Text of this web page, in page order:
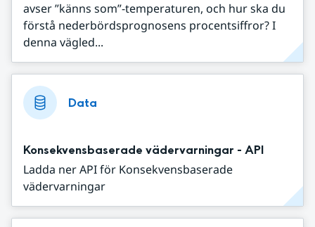
avser ”känns som”-temperaturen, och hur ska du
förstå nederbördsprognosens procentsiffror? I
denna vägled...
Data
Konsekvensbaserade vädervarningar - API
Ladda ner API för Konsekvensbaserade
vädervarningar